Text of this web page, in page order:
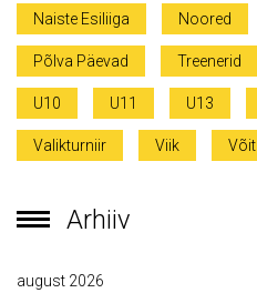
Naiste Esiliiga Noored
Põlva Päevad Treenerid
U10 U11 U13
Valikturniir Viik Võit
Arhiiv
august 2026